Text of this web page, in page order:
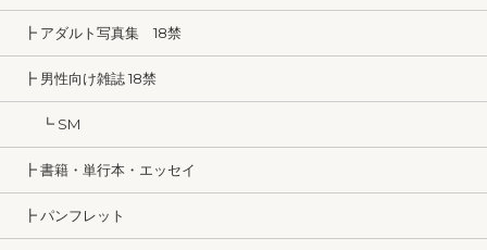
┣ アダルト写真集 18禁
┣ 男性向け雑誌 18禁
┗ SM
┣ 書籍・単行本・エッセイ
┣ パンフレット